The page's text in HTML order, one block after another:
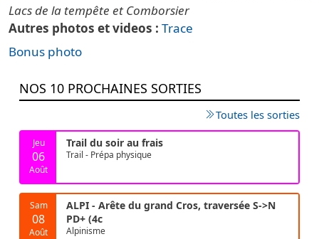
Lacs de la tempête et Comborsier
Autres photos et videos
Trace
Bonus photo
NOS 10 PROCHAINES SORTIES
Toutes les sorties
Jeu
06
Août
Trail du soir au frais
Trail - Prépa physique
Sam
08
Août
ALPI - Arête du grand Cros, traversée S->N
PD+ (4c
Alpinisme